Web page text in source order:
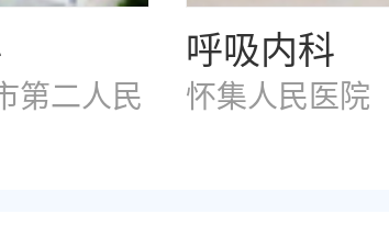
第二人民
呼吸内科
怀集人民医院